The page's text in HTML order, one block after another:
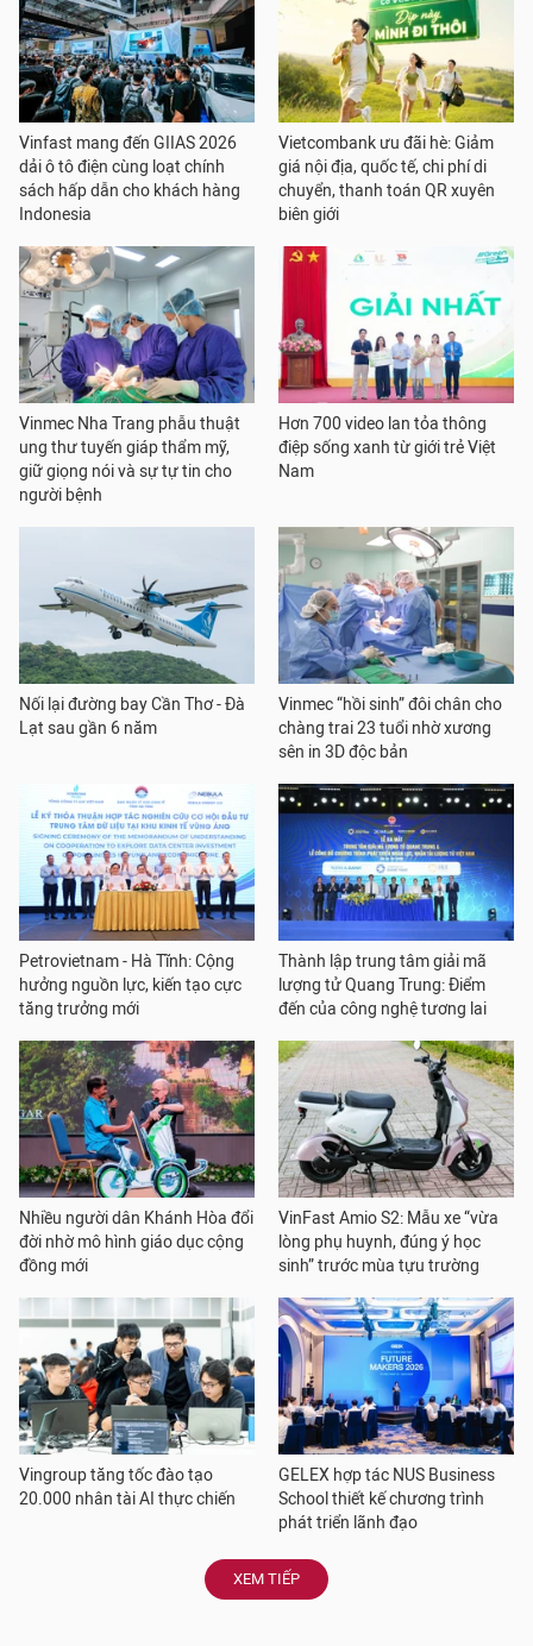
Vinfast mang đến GIIAS 2026
dải ô tô điện cùng loạt chính
sách hấp dẫn cho khách hàng
Indonesia
Vietcombank ưu đãi hè: Giảm
giá nội địa, quốc tế, chi phí di
chuyển, thanh toán QR xuyên
biên giới
Vinmec Nha Trang phẫu thuật
ung thư tuyến giáp thẩm mỹ,
giữ giọng nói và sự tự tin cho
người bệnh
Hơn 700 video lan tỏa thông
điệp sống xanh từ giới trẻ Việt
Nam
Nối lại đường bay Cần Thơ - Đà
Lạt sau gần 6 năm
Vinmec “hồi sinh” đôi chân cho
chàng trai 23 tuổi nhờ xương
sên in 3D độc bản
Petrovietnam - Hà Tĩnh: Cộng
hưởng nguồn lực, kiến tạo cực
tăng trưởng mới
Thành lập trung tâm giải mã
lượng tử Quang Trung: Điểm
đến của công nghệ tương lai
Nhiều người dân Khánh Hòa đổi
đời nhờ mô hình giáo dục cộng
đồng mới
VinFast Amio S2: Mẫu xe “vừa
lòng phụ huynh, đúng ý học
sinh” trước mùa tựu trường
Vingroup tăng tốc đào tạo
20.000 nhân tài AI thực chiến
GELEX hợp tác NUS Business
School thiết kế chương trình
phát triển lãnh đạo
XEM TIẾP